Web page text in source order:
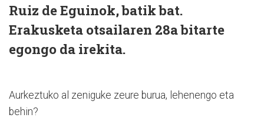
Ruiz de Eguinok, batik bat.
Erakusketa otsailaren 28a bitarte
egongo da irekita.
Aurkeztuko al zeniguke zeure burua, lehenengo eta
behin?